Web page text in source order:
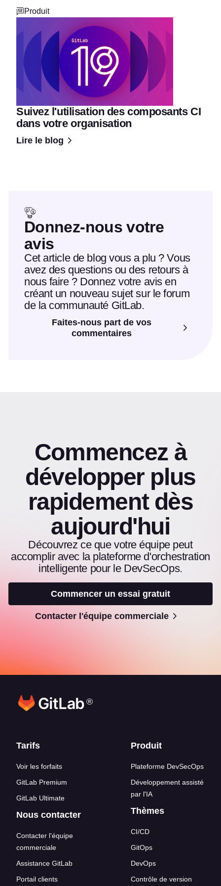
Produit
Suivez l'utilisation des composants CI
dans votre organisation
Lire le blog
Donnez-nous votre
avis
Cet article de blog vous a plu ? Vous
avez des questions ou des retours à
nous faire ? Donnez votre avis en
créant un nouveau sujet sur le forum
de la communauté GitLab.
Faites-nous part de vos
commentaires
Commencez à
développer plus
rapidement dès
aujourd'hui
Découvrez ce que votre équipe peut
accomplir avec la plateforme d'orchestration
intelligente pour le DevSecOps.
Commencer un essai gratuit
Contacter l'équipe commerciale
®
Liens en bas de page
Tarifs
Voir les forfaits
GitLab Premium
GitLab Ultimate
Nous contacter
Contacter l'équipe
commerciale
Assistance GitLab
Portail clients
Produit
Plateforme DevSecOps
Développement assisté
par l'IA
Thèmes
CI/CD
GitOps
DevOps
Contrôle de version